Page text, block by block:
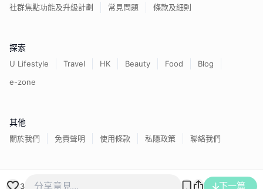
3 下一篇
社群焦點功能及升級計劃
常見問題 條款及細則
探索
U Lifestyle Travel HK Beauty Food
Blog
e-zone
其他
關於我們 免責聲明 使用條款 私隱政策 聯絡我們
香港經濟日報版權所有©